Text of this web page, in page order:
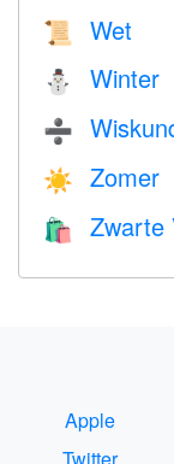
📜 Wet
⛄ Winter
➗
☀️ Zomer
🛍 Zwarte
Apple
Twitter